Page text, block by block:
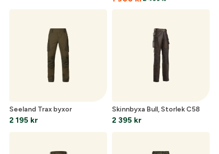
Kontakta oss
Seeland Trax byxor
2 195 kr
Skinnbyxa Bull, Storlek C58
2 395 kr